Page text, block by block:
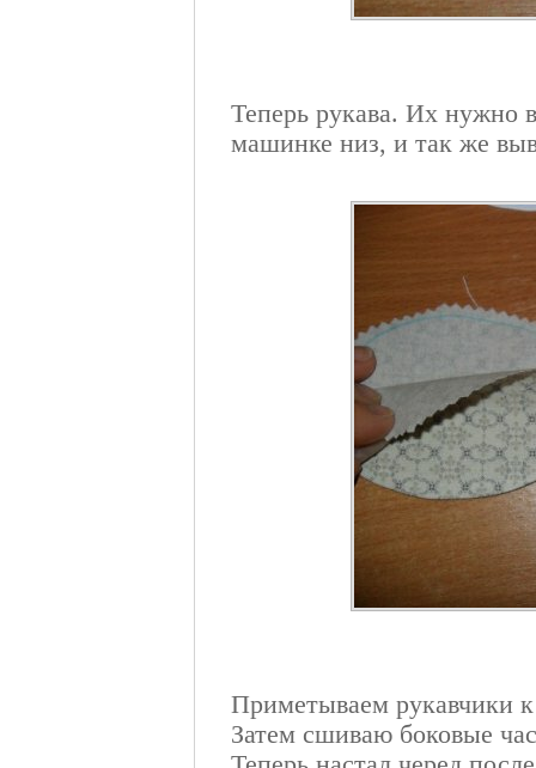
Теперь рукава. Их нужно
машинке низ, и так же
Приметываем рукавчики
Затем сшиваю боковые